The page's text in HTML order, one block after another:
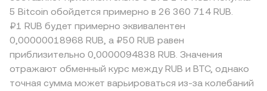
5 Bitcoin обойдется примерно в 26 360 714 RUB.
₽1 RUB будет примерно эквивалентен
0,00000018968 RUB, а ₽50 RUB равен
приблизительно 0,0000094838 RUB. Значения
отражают обменный курс между RUB и BTC, однако
точная сумма может варьироваться из-за колебаний